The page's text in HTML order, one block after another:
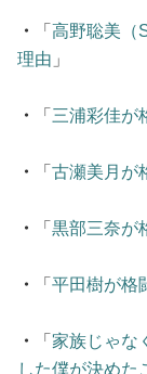
・ 「 高野聡美（
理由 」
・ 「 三浦彩佳が
・ 「 古瀬美月が
・ 「 黒部三奈が
・ 「 平田樹が格
・ 「 家族じゃな
した僕が決めた